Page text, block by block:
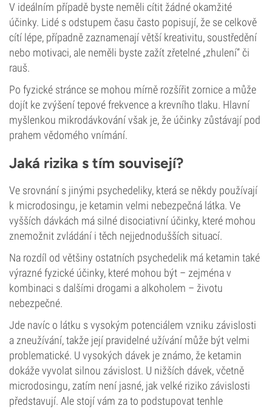
V ideálním případě byste neměli cítit žádné okamžité
účinky. Lidé s odstupem času často popisují, že se celkově
cítí lépe, případně zaznamenají větší kreativitu, soustředění
nebo motivaci, ale neměli byste zažít zřetelné „zhulení“ či
rauš.
Po fyzické stránce se mohou mírně rozšířit zornice a může
dojít ke zvýšení tepové frekvence a krevního tlaku. Hlavní
myšlenkou mikrodávkování však je, že účinky zůstávají pod
prahem vědomého vnímání.
Jaká rizika s tím souvisejí?
Ve srovnání s jinými psychedeliky, která se někdy používají
k microdosingu, je ketamin velmi nebezpečná látka. Ve
vyšších dávkách má silné disociativní účinky, které mohou
znemožnit zvládání i těch nejjednodušších situací.
Na rozdíl od většiny ostatních psychedelik má ketamin také
výrazné fyzické účinky, které mohou být – zejména v
kombinaci s dalšími drogami a alkoholem – životu
nebezpečné.
Jde navíc o látku s vysokým potenciálem vzniku závislosti
a zneužívání, takže její pravidelné užívání může být velmi
problematické. U vysokých dávek je známo, že ketamin
dokáže vyvolat silnou závislost. U nižších dávek, včetně
microdosingu, zatím není jasné, jak velké riziko závislosti
představují. Ale stojí vám za to podstupovat tenhle